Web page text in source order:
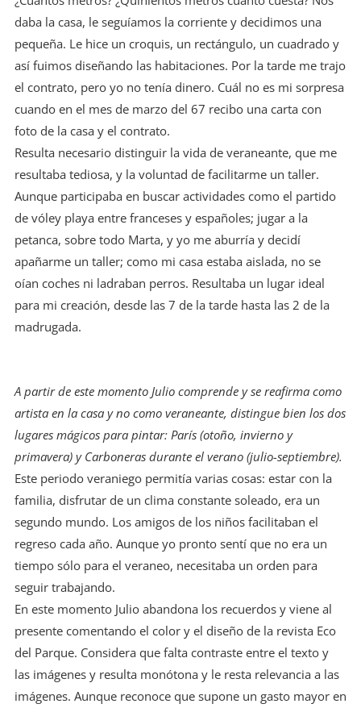
daba la casa, le seguíamos la corriente y decidimos una
pequeña. Le hice un croquis, un rectángulo, un cuadrado y
así fuimos diseñando las habitaciones. Por la tarde me trajo
el contrato, pero yo no tenía dinero. Cuál no es mi sorpresa
cuando en el mes de marzo del 67 recibo una carta con
foto de la casa y el contrato.
Resulta necesario distinguir la vida de veraneante, que me
resultaba tediosa, y la voluntad de facilitarme un taller.
Aunque participaba en buscar actividades como el partido
de vóley playa entre franceses y españoles; jugar a la
petanca, sobre todo Marta, y yo me aburría y decidí
apañarme un taller; como mi casa estaba aislada, no se
oían coches ni ladraban perros. Resultaba un lugar ideal
para mi creación, desde las 7 de la tarde hasta las 2 de la
madrugada.
A partir de este momento Julio comprende y se reafirma como
artista en la casa y no como veraneante, distingue bien los dos
lugares mágicos para pintar: París (otoño, invierno y
primavera) y Carboneras durante el verano (julio-septiembre).
Este periodo veraniego permitía varias cosas: estar con la
familia, disfrutar de un clima constante soleado, era un
segundo mundo. Los amigos de los niños facilitaban el
regreso cada año. Aunque yo pronto sentí que no era un
tiempo sólo para el veraneo, necesitaba un orden para
seguir trabajando.
En este momento Julio abandona los recuerdos y viene al
presente comentando el color y el diseño de la revista Eco
del Parque. Considera que falta contraste entre el texto y
las imágenes y resulta monótona y le resta relevancia a las
imágenes. Aunque reconoce que supone un gasto mayor en